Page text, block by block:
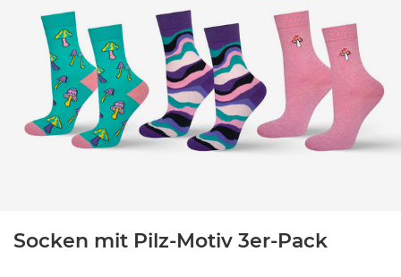
Socken mit Pilz-Motiv 3er-Pack